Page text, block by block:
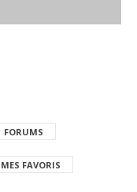
FORUMS
MES FAVORIS